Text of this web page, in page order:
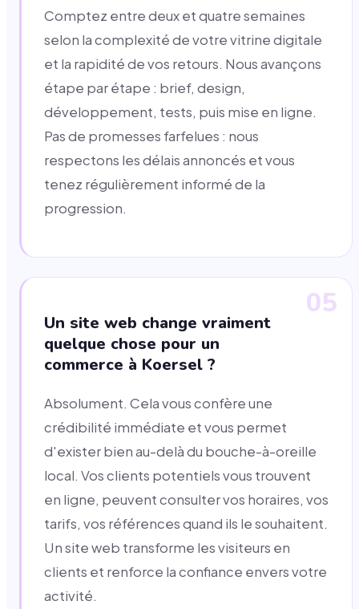
Comptez entre deux et quatre semaines
selon la complexité de votre vitrine digitale
et la rapidité de vos retours. Nous avançons
étape par étape : brief, design,
développement, tests, puis mise en ligne.
Pas de promesses farfelues : nous
respectons les délais annoncés et vous
tenez régulièrement informé de la
progression.
05
Un site web change vraiment
quelque chose pour un
commerce à Koersel ?
Absolument. Cela vous confère une
crédibilité immédiate et vous permet
d'exister bien au-delà du bouche-à-oreille
local. Vos clients potentiels vous trouvent
en ligne, peuvent consulter vos horaires, vos
tarifs, vos références quand ils le souhaitent.
Un site web transforme les visiteurs en
clients et renforce la confiance envers votre
activité.